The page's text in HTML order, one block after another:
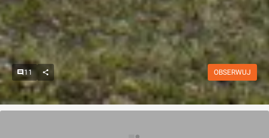
11 OBSERWUJ